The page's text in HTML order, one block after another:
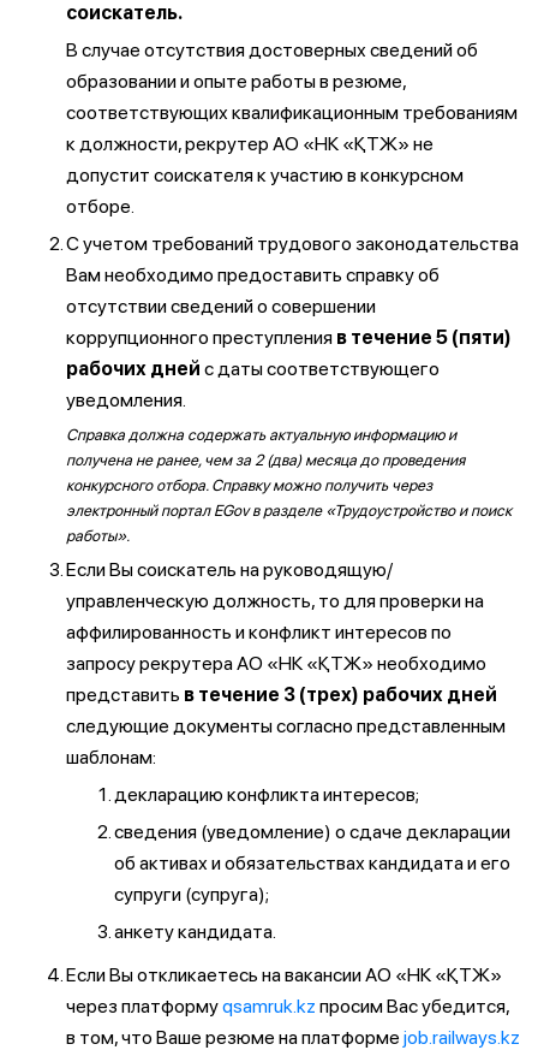
соискатель.
В случае отсутствия достоверных сведений об
образовании и опыте работы в резюме,
соответствующих квалификационным требованиям
к должности, рекрутер АО «НК «ҚТЖ» не
допустит соискателя к участию в конкурсном
отборе.
С учетом требований трудового законодательства
Вам необходимо предоставить справку об
отсутствии сведений о совершении
коррупционного преступления в течение 5 (пяти)
рабочих дней с даты соответствующего
уведомления.
Справка должна содержать актуальную информацию и
получена не ранее, чем за 2 (два) месяца до проведения
конкурсного отбора. Справку можно получить через
электронный портал EGov в разделе «Трудоустройство и поиск
работы».
Если Вы соискатель на руководящую/
управленческую должность, то для проверки на
аффилированность и конфликт интересов по
запросу рекрутера АО «НК «ҚТЖ» необходимо
представить в течение 3 (трех) рабочих дней
следующие документы согласно представленным
шаблонам:
декларацию конфликта интересов;
сведения (уведомление) о сдаче декларации
об активах и обязательствах кандидата и его
супруги (супруга);
анкету кандидата.
Если Вы откликаетесь на вакансии АО «НК «ҚТЖ»
через платформуqsamruk.kz просим Вас убедится,
в том, что Ваше резюме на платформе job.railways.kz